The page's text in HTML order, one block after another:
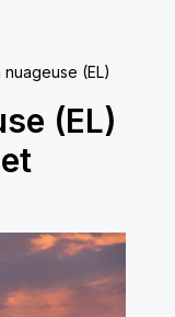
nuageuse (EL)
(EL)